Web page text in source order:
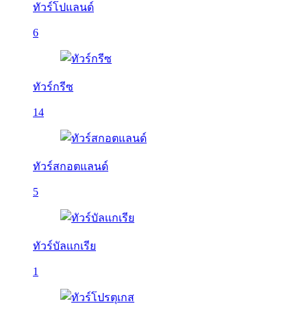
ทัวร์โปแลนด์
6
ทัวร์กรีซ
14
ทัวร์สกอตแลนด์
5
ทัวร์บัลเเกเรีย
1